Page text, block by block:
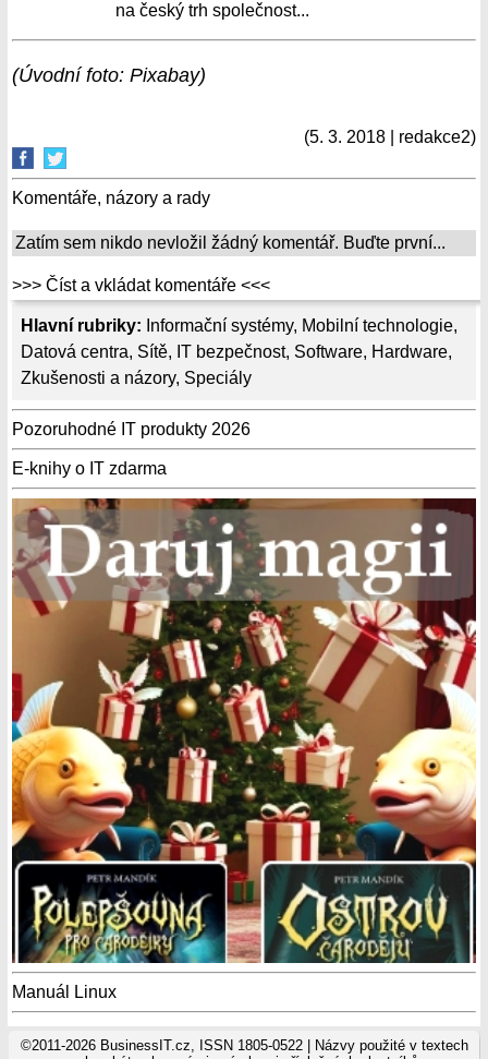
Hlavní rubriky: Informační systémy, Mobilní technologie,
Datová centra, Sítě, IT bezpečnost, Software, Hardware,
Zkušenosti a názory, Speciály
Pozoruhodné IT produkty 2026
E-knihy o IT zdarma
Manuál Linux
na český trh společnost...
(Úvodní foto: Pixabay)
(5. 3. 2018 | redakce2)
Komentáře, názory a rady
Zatím sem nikdo nevložil žádný komentář. Buďte první...
>>> Číst a vkládat komentáře <<<
©2011-2026 BusinessIT.cz, ISSN 1805-0522 | Názvy použité v textech